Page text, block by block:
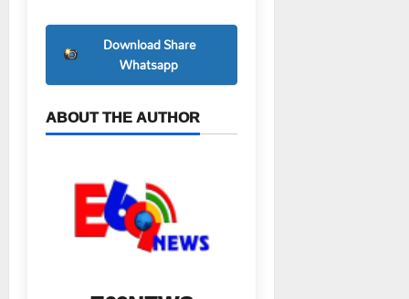
Download Share
Whatsapp
ABOUT THE AUTHOR